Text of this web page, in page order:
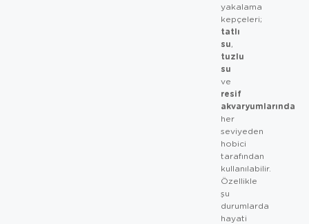
yakalama
kepçeleri;
tatlı
su,
tuzlu
su
ve
resif
akvaryumlarında
her
seviyeden
hobici
tarafından
kullanılabilir.
Özellikle
şu
durumlarda
hayati